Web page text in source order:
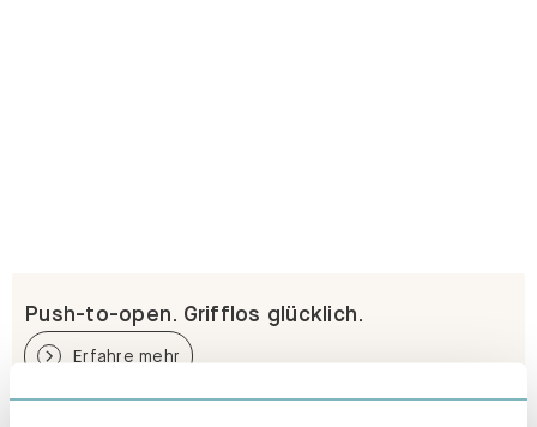
Push-to-open. Grifflos glücklich.
Erfahre mehr